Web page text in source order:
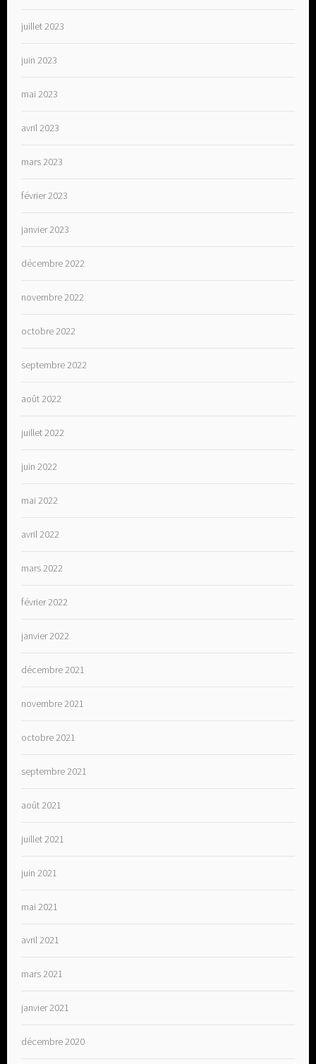
juillet 2023
juin 2023
mai 2023
avril 2023
mars 2023
février 2023
janvier 2023
décembre 2022
novembre 2022
octobre 2022
septembre 2022
août 2022
juillet 2022
juin 2022
mai 2022
avril 2022
mars 2022
février 2022
janvier 2022
décembre 2021
novembre 2021
octobre 2021
septembre 2021
août 2021
juillet 2021
juin 2021
mai 2021
avril 2021
mars 2021
janvier 2021
décembre 2020